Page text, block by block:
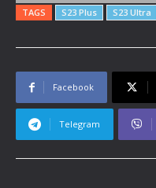
TAGS S23 Plus S23 Ultra
Facebook
Telegram